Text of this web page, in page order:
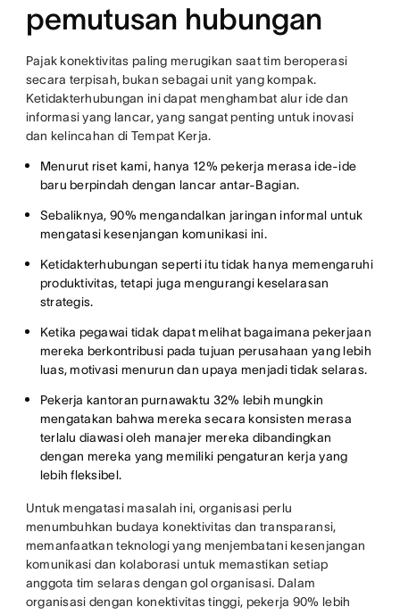
pemutusan hubungan
Pajak konektivitas paling merugikan saat tim beroperasi
secara terpisah, bukan sebagai unit yang kompak.
Ketidakterhubungan ini dapat menghambat alur ide dan
informasi yang lancar, yang sangat penting untuk inovasi
dan kelincahan di Tempat Kerja.
Menurut riset kami, hanya 12% pekerja merasa ide-ide
baru berpindah dengan lancar antar-Bagian.
Sebaliknya, 90% mengandalkan jaringan informal untuk
mengatasi kesenjangan komunikasi ini.
Ketidakterhubungan seperti itu tidak hanya memengaruhi
produktivitas, tetapi juga mengurangi keselarasan
strategis.
Ketika pegawai tidak dapat melihat bagaimana pekerjaan
mereka berkontribusi pada tujuan perusahaan yang lebih
luas, motivasi menurun dan upaya menjadi tidak selaras.
Pekerja kantoran purnawaktu 32% lebih mungkin
mengatakan bahwa mereka secara konsisten merasa
terlalu diawasi oleh manajer mereka dibandingkan
dengan mereka yang memiliki pengaturan kerja yang
lebih fleksibel.
Untuk mengatasi masalah ini, organisasi perlu
menumbuhkan budaya konektivitas dan transparansi,
memanfaatkan teknologi yang menjembatani kesenjangan
komunikasi dan kolaborasi untuk memastikan setiap
anggota tim selaras dengan gol organisasi. Dalam
organisasi dengan konektivitas tinggi, pekerja 90% lebih